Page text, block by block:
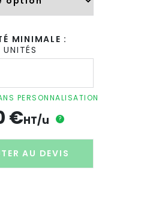
MINIMALE :
PERSONNALISATION
€HT/u ?
AU DEVIS